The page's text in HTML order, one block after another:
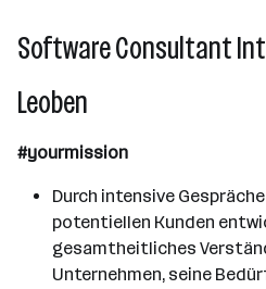
Software Consultant
Leoben
#yourmission
Durch intensive
potentiellen Kunden
gesamtheitliches
Unternehmen, seine